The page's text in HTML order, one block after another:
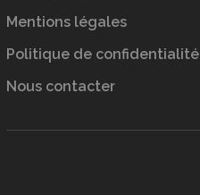
Mentions légales
Politique de confidentialité
Nous contacter